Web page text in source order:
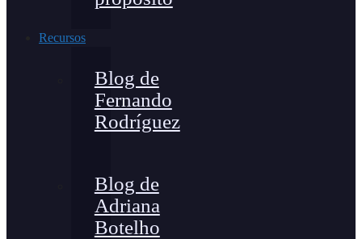
Recursos
Blog de
Fernando
Rodríguez
Blog de
Adriana
Botelho